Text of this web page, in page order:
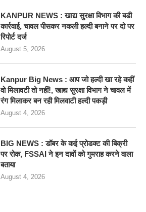
KANPUR NEWS : खाद्य सुरक्षा विभाग की बडी
कार्रवाई, चावल पीसकर नकली हल्दी बनाने पर दो पर
रिपोर्ट दर्ज
August 5, 2026
Kanpur Big News : आप जो हल्दी खा रहे कहीं
वो मिलावटी तो नहीं!, खाद्य सुरक्षा विभाग ने चावल में
रंग मिलाकर बन रही मिलवाटी हल्दी पकड़ी
August 4, 2026
BIG NEWS : डॉबर के कई प्रोडक्ट की बिक्री
पर रोक, FSSAI ने इन दावों को गुमराह करने वाला
बताया
August 4, 2026